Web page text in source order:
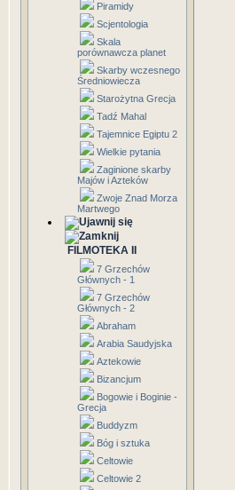
Piramidy
Scjentologia
Skala
porównawcza planet
Skarby wczesnego
Średniowiecza
Starożytna Grecja
Tadź Mahal
Tajemnice Egiptu 2
Wielkie pytania
Zaginione skarby
Majów i Azteków
Zwoje Znad Morza
Martwego
FILMOTEKA II
7 Grzechów
Głównych - 1
7 Grzechów
Głównych - 2
Abraham
Arabia Saudyjska
Aztekowie
Bizancjum
Bogowie i Boginie -
Grecja
Buddyzm
Bóg i sztuka
Celtowie
Celtowie 2